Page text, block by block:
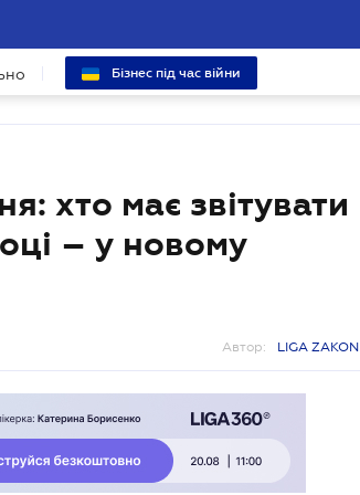
Бізнес під час війни
хто має звітувати
– у новому
Автор: LIGA ZAKON